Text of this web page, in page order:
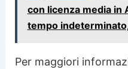
con licenza media in
tempo
Per maggiori